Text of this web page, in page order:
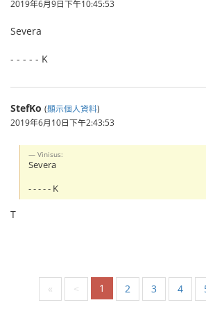
2019年6月9日下午10:45:53
Severa
- - - - - K
StefKo (顯示個人資料)
2019年6月10日下午2:43:53
Vinisus:
Severa
- - - - - K
T
« < 1 2 3 4